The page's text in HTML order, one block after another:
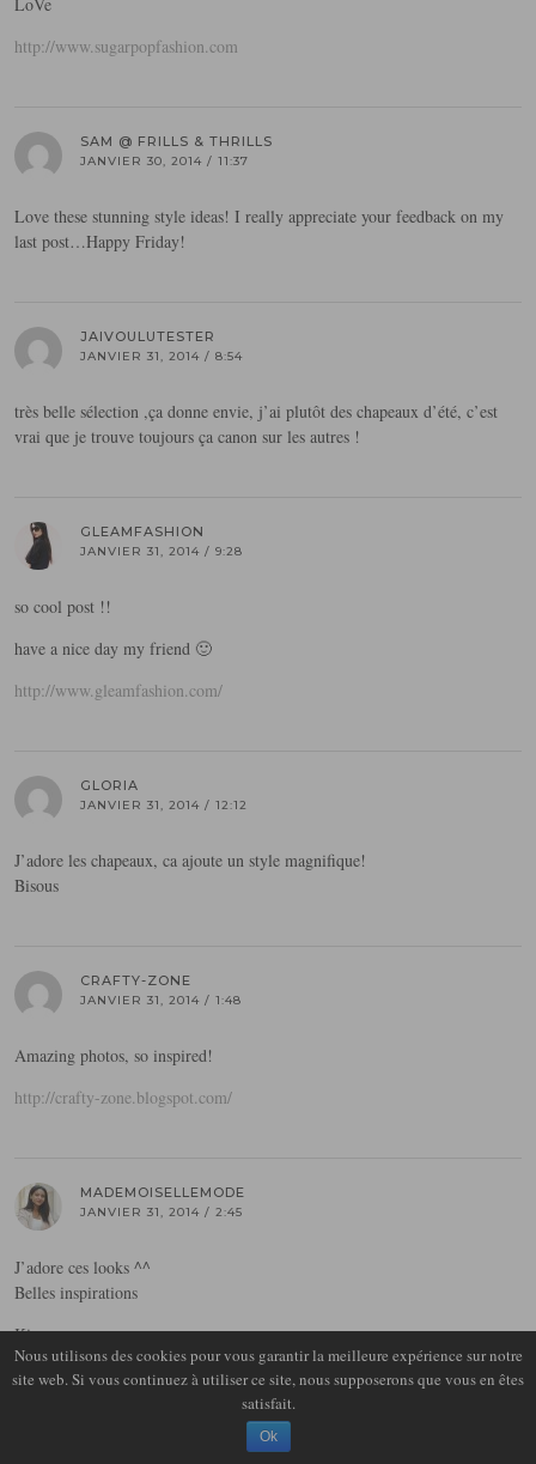
LoVe
http://www.sugarpopfashion.com
SAM @ FRILLS & THRILLS
JANVIER 30, 2014 / 11:37
Love these stunning style ideas! I really appreciate your feedback on my
last post…Happy Friday!
JAIVOULUTESTER
JANVIER 31, 2014 / 8:54
très belle sélection ,ça donne envie, j’ai plutôt des chapeaux d’été, c’est
vrai que je trouve toujours ça canon sur les autres !
GLEAMFASHION
JANVIER 31, 2014 / 9:28
so cool post !!
have a nice day my friend 🙂
http://www.gleamfashion.com/
GLORIA
JANVIER 31, 2014 / 12:12
J’adore les chapeaux, ca ajoute un style magnifique!
Bisous
CRAFTY-ZONE
JANVIER 31, 2014 / 1:48
Amazing photos, so inspired!
http://crafty-zone.blogspot.com/
MADEMOISELLEMODE
JANVIER 31, 2014 / 2:45
J’adore ces looks ^^
Belles inspirations
Kiss
http://www.mademoisellemode.com/
Nous utilisons des cookies pour vous garantir la meilleure expérience sur notre
site web. Si vous continuez à utiliser ce site, nous supposerons que vous en êtes
satisfait.
Ok